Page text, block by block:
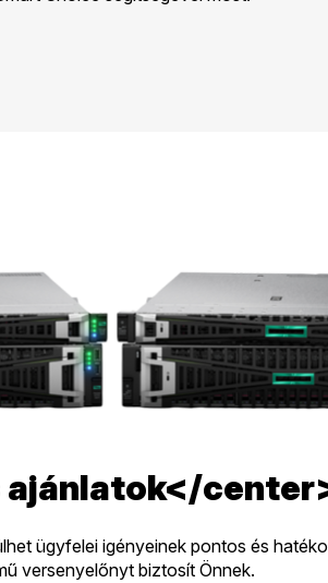
ajánlatok</
ügyfelei igényeinek pontos és
versenyelőnyt biztosít Önnek.